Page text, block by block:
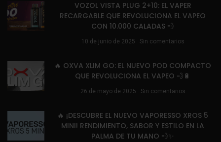
VOZOL VISTA PLUG 2+10: EL VAPER
RECARGABLE QUE REVOLUCIONA EL VAPEO
CON 10.000 CALADAS 💨
10 de junio de 2025 Sin comentarios
🔥 OXVA XLIM GO: EL NUEVO POD COMPACTO
QUE REVOLUCIONA EL VAPEO 💨🔋
26 de mayo de 2025 Sin comentarios
🔥 ¡DESCUBRE EL NUEVO VAPORESSO XROS 5
MINI! RENDIMIENTO, SABOR Y ESTILO EN LA
PALMA DE TU MANO 💨✨